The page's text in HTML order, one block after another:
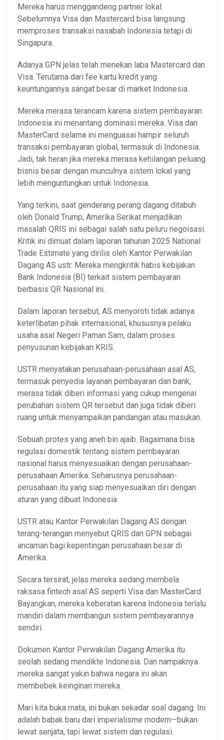
Mereka harus menggandeng partner lokal.
Sebelumnya Visa dan Mastercard bisa langsung
memproses transaksi nasabah Indonesia tetapi di
Singapura.
Adanya GPN jelas telah menekan laba Mastercard dan
Visa. Terutama dari fee kartu kredit yang
keuntungannya sangat besar di market Indonesia.
Mereka merasa terancam karena sistem pembayaran
Indonesia ini menantang dominasi mereka. Visa dan
MasterCard selama ini menguasai hampir seluruh
transaksi pembayaran global, termasuk di Indonesia.
Jadi, tak heran jika mereka merasa kehilangan peluang
bisnis besar dengan munculnya sistem lokal yang
lebih menguntungkan untuk Indonesia.
Yang terkini, saat genderang perang dagang ditabuh
oleh Donald Trump, Amerika Serikat menjadikan
masalah QRIS ini sebagai salah satu peluru negoisasi.
Kritik ini dimuat dalam laporan tahunan 2025 National
Trade Estimate yang dirilis oleh Kantor Perwakilan
Dagang AS ustr. Mereka mengkritik habis kebijakan
Bank Indonesia (BI) terkait sistem pembayaran
berbasis QR Nasional ini.
Dalam laporan tersebut, AS menyoroti tidak adanya
keterlibatan pihak internasional, khususnya pelaku
usaha asal Negeri Paman Sam, dalam proses
penyusunan kebijakan KRIS.
USTR menyatakan perusahaan-perusahaan asal AS,
termasuk penyedia layanan pembayaran dan bank,
merasa tidak diberi informasi yang cukup mengenai
perubahan sistem QR tersebut dan juga tidak diberi
ruang untuk menyampaikan pandangan atau masukan.
Sebuah protes yang aneh bin ajaib. Bagaimana bisa
regulasi domestik tentang sistem pembayaran
nasional harus menyesuaikan dengan perusahaan-
perusahaan Amerika. Seharusnya perusahaan-
perusahaan itu yang siap menyesuaikan diri dengan
aturan yang dibuat Indonesia.
USTR atau Kantor Perwakilan Dagang AS dengan
terang-terangan menyebut QRIS dan GPN sebagai
ancaman bagi kepentingan perusahaan besar di
Amerika.
Secara tersirat, jelas mereka sedang membela
raksasa fintech asal AS seperti Visa dan MasterCard.
Bayangkan, mereka keberatan karena Indonesia terlalu
mandiri dalam membangun sistem pembayarannya
sendiri.
Dokumen Kantor Perwakilan Dagang Amerika itu
seolah sedang mendikte Indonesia. Dan nampaknya
mereka sangat yakin bahwa negara ini akan
membebek keinginan mereka.
Mari kita buka mata, ini bukan sekadar soal dagang. Ini
adalah babak baru dari imperialisme modern—bukan
lewat senjata, tapi lewat sistem dan regulasi.